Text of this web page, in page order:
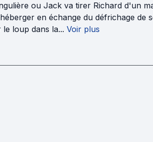
ou Jack va tirer Richard d'un
en échange du défrichage de
loup dans la... Voir plus